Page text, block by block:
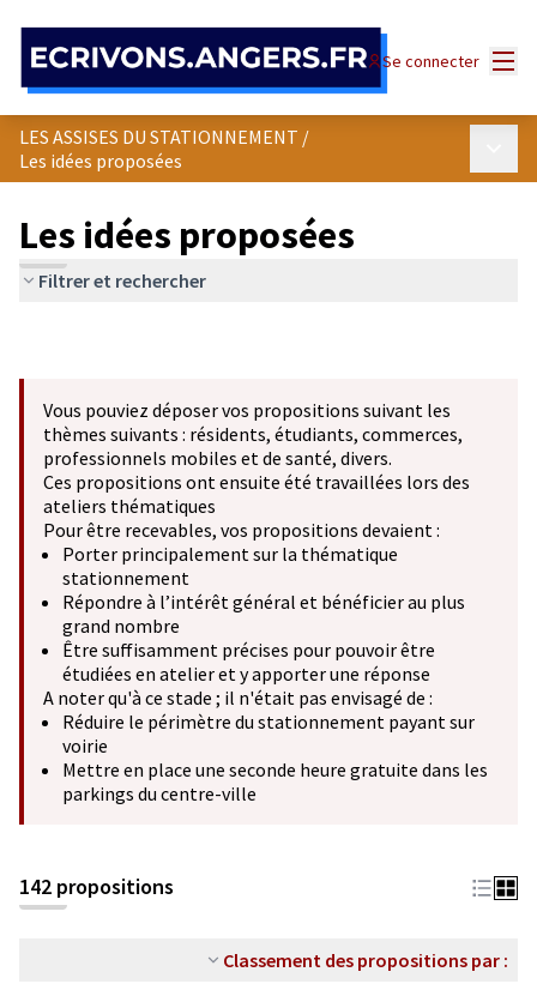
Se connecter
LES ASSISES DU STATIONNEMENT /
Les idées proposées
Les idées proposées
Filtrer et rechercher
Vous pouviez déposer vos propositions suivant les
thèmes suivants : résidents, étudiants, commerces,
professionnels mobiles et de santé, divers.
Ces propositions ont ensuite été travaillées lors des
ateliers thématiques
Pour être recevables, vos propositions devaient :
Porter principalement sur la thématique
stationnement
Répondre à l’intérêt général et bénéficier au plus
grand nombre
Être suffisamment précises pour pouvoir être
étudiées en atelier et y apporter une réponse
A noter qu'à ce stade ; il n'était pas envisagé de :
Réduire le périmètre du stationnement payant sur
voirie
Mettre en place une seconde heure gratuite dans les
parkings du centre-ville
142 propositions
Classement des propositions par :